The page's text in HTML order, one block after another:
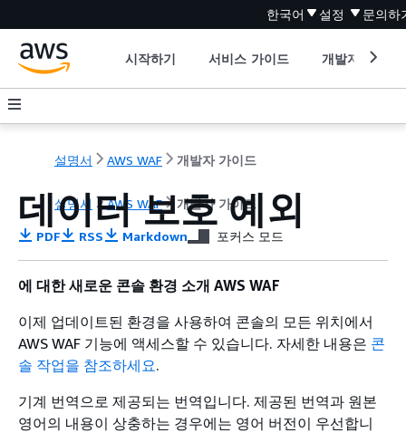
한국어 설정 문의하
시작하기 서비스 가이드 개발자 도구
설명서 AWS WAF 개발자 가이드
설명서 AWS WAF 개발자 가이드
데이터 보호 예외
PDF RSS Markdown 포커스 모드
에 대한 새로운 콘솔 환경 소개 AWS WAF
이제 업데이트된 환경을 사용하여 콘솔의 모든 위치에서
AWS WAF 기능에 액세스할 수 있습니다. 자세한 내용은 콘
솔 작업을 참조하세요.
기계 번역으로 제공되는 번역입니다. 제공된 번역과 원본
영어의 내용이 상충하는 경우에는 영어 버전이 우선합니